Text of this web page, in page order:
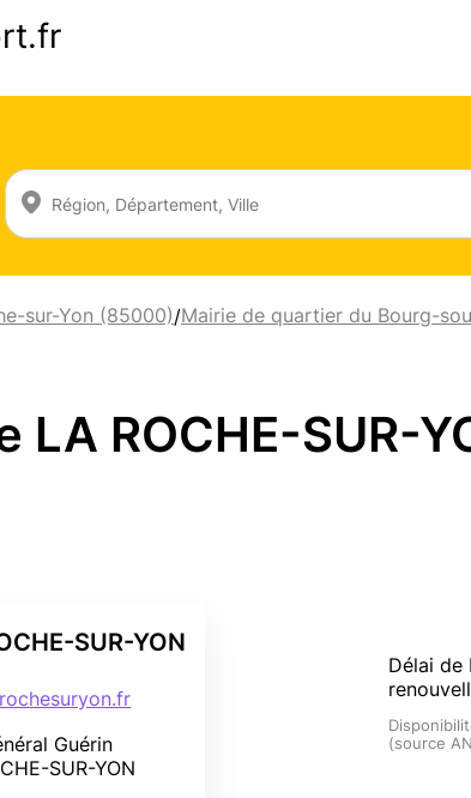
sur-Yon (85000)/Mairie de quartier du Bourg-
LA ROCHE-SUR-
SUR-YON
Guérin
SUR-YON
Délai de
(source